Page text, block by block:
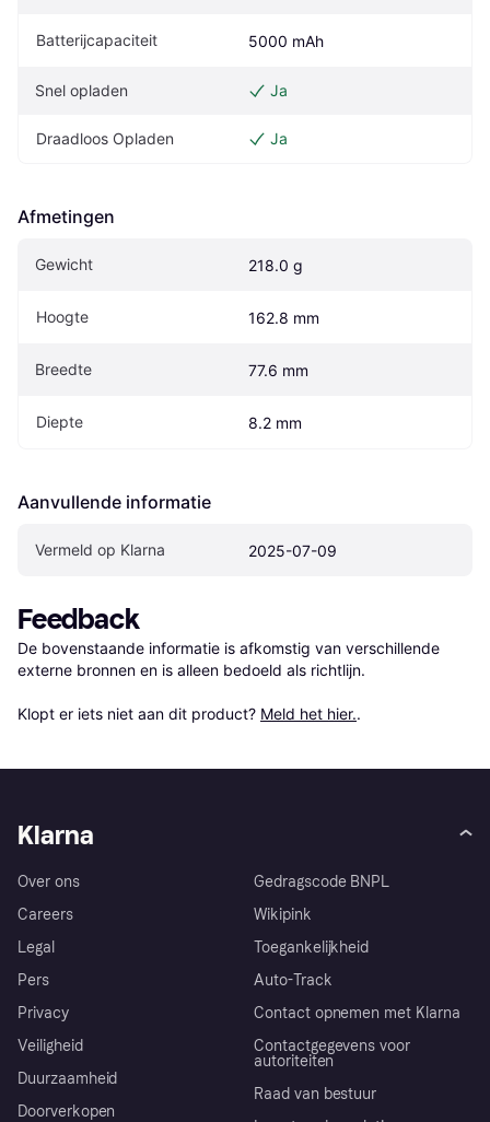
Batterijcapaciteit 5000 mAh
Snel opladen Ja
Draadloos Opladen Ja
Afmetingen
Gewicht 218.0 g
Hoogte 162.8 mm
Breedte 77.6 mm
Diepte 8.2 mm
Aanvullende informatie
Vermeld op Klarna 2025-07-09
Feedback
De bovenstaande informatie is afkomstig van verschillende
externe bronnen en is alleen bedoeld als richtlijn.
Klopt er iets niet aan dit product? Meld het hier..
Klarna
Over ons
Careers
Legal
Pers
Privacy
Veiligheid
Duurzaamheid
Doorverkopen
Gedragscode BNPL
Wikipink
Toegankelijkheid
Auto-Track
Contact opnemen met Klarna
Contactgegevens voor
autoriteiten
Raad van bestuur